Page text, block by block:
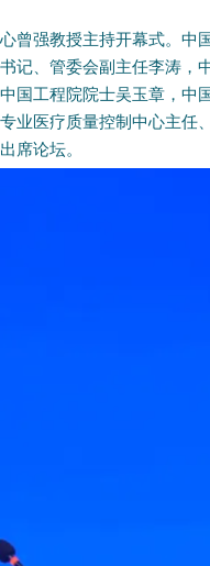
强教授主持开幕式。中
记、管委会副主任李涛，
国工程院院士吴玉章，中
医疗质量控制中心主任
席论坛。